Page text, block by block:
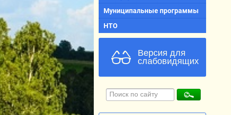
Муниципальные программы
НТО
Версия для
слабовидящих